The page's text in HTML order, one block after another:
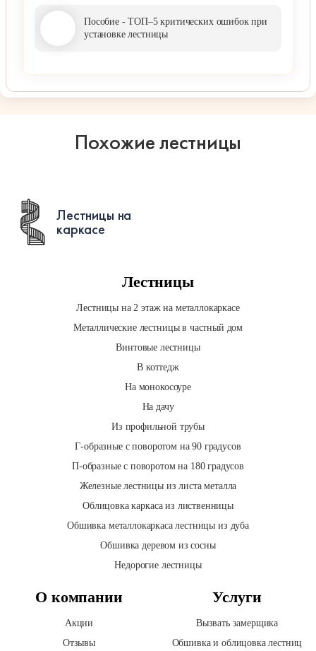
Пособие - ТОП–5 критических ошибок при
установке лестницы
Похожие лестницы
Лестницы на
каркасе
Лестницы
Лестницы на 2 этаж на металлокаркасе
Металлические лестницы в частный дом
Винтовые лестницы
В коттедж
На монокосоуре
На дачу
Из профильной трубы
Г-образные с поворотом на 90 градусов
П-образные с поворотом на 180 градусов
Железные лестницы из листа металла
Облицовка каркаса из лиственницы
Обшивка металлокаркаса лестницы из дуба
Обшивка деревом из сосны
Недорогие лестницы
О компании
Акции
Отзывы
Услуги
Вызвать замерщика
Обшивка и облицовка лестниц